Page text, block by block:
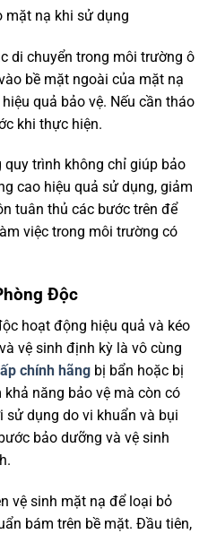
mặt nạ khi sử dụng
di chuyển trong môi trường ô
bề mặt ngoài của mặt nạ
quả bảo vệ. Nếu cần tháo
khi thực hiện.
trình không chỉ giúp bảo
cao hiệu quả sử dụng, giảm
tuân thủ các bước trên để
việc trong môi trường có
Độc
hoạt động hiệu quả và kéo
vệ sinh định kỳ là vô cùng
chính hãng bị bẩn hoặc bị
năng bảo vệ mà còn có
sử dụng do vi khuẩn và bụi
bảo dưỡng và vệ sinh
vệ sinh mặt nạ để loại bỏ
bám trên bề mặt. Đầu tiên,